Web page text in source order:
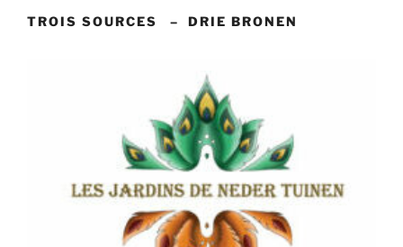
TROIS SOURCES – DRIE BRONEN